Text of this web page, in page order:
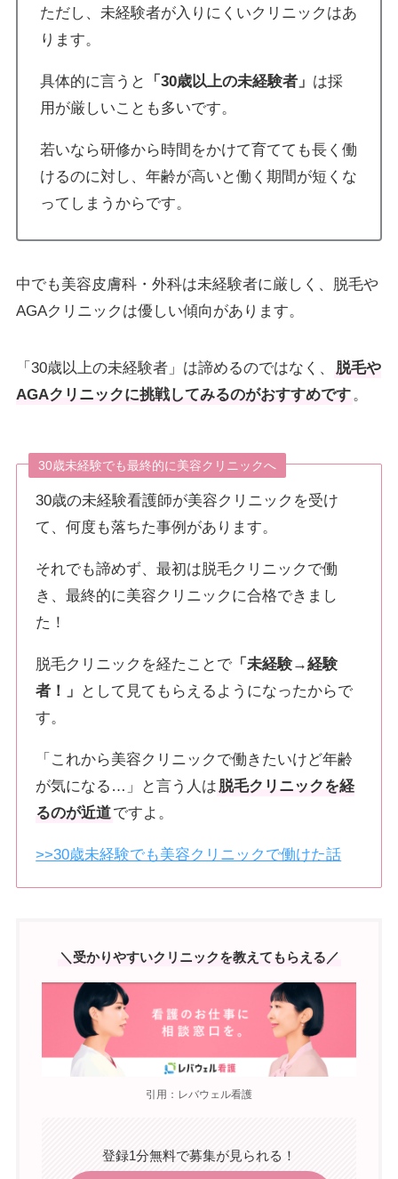
ただし、未経験者が入りにくいクリニックはあ
ります。
具体的に言うと 「30歳以上の未経験者」 は採
用が厳しいことも多いです。
若いなら研修から時間をかけて育てても長く働
けるのに対し、年齢が高いと働く期間が短くな
ってしまうからです。
中でも美容皮膚科・外科は未経験者に厳しく、脱毛や
AGAクリニックは優しい傾向があります。
「30歳以上の未経験者」は諦めるのではなく、
脱毛や
AGAクリニックに挑戦してみるのがおすすめです。
30歳未経験でも最終的に美容クリニックへ
30歳の未経験看護師が美容クリニックを受け
て、何度も落ちた事例があります。
それでも諦めず、最初は脱毛クリニックで働
き、最終的に美容クリニックに合格できまし
た！
脱毛クリニックを経たことで 「未経験→経験
者！」
として見てもらえるようになったからで
す。
「これから美容クリニックで働きたいけど年齢
が気になる…」と言う人は 脱毛クリニックを経
るのが近道ですよ。
>>30歳未経験でも美容クリニックで働けた話
＼受かりやすいクリニックを教えてもらえる／
引用：レバウェル看護
登録1分無料で募集が見られる！